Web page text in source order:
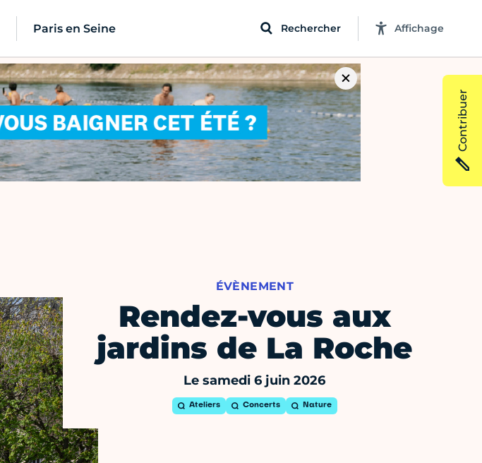
Paris en Seine Rechercher Affichage
ÉVÈNEMENT
Rendez-vous aux
jardins de La Roche
Le samedi 6 juin 2026
Ateliers Concerts Nature
Contribuer